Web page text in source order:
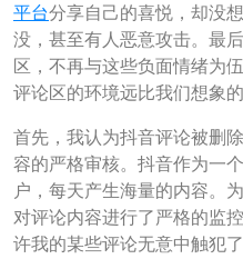
平台分享自己的喜悦，却没
没，甚至有人恶意攻击。最
区，不再与这些负面情绪为
评论区的环境远比我们想象的
首先，我认为抖音评论被删
容的严格审核。抖音作为一
户，每天产生海量的内容。
对评论内容进行了严格的监
许我的某些评论无意中触犯